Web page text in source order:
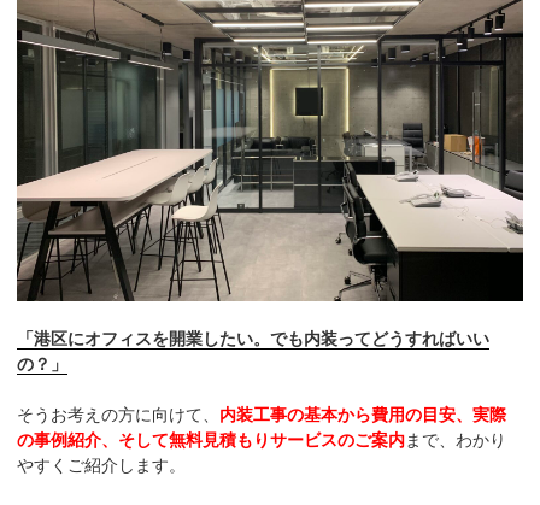
「港区にオフィスを開業したい。でも内装ってどうすればいい
の？」
そうお考えの方に向けて、 内装工事の基本から費用の目安、実際
の事例紹介、そして無料見積もりサービスのご案内まで、わかり
やすくご紹介します。